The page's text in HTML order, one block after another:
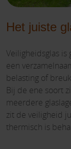
Het juiste
Veiligheidsglas is
een
belasting of
Bij de ene soort
meerdere
zit de veiligheid
thermisch is